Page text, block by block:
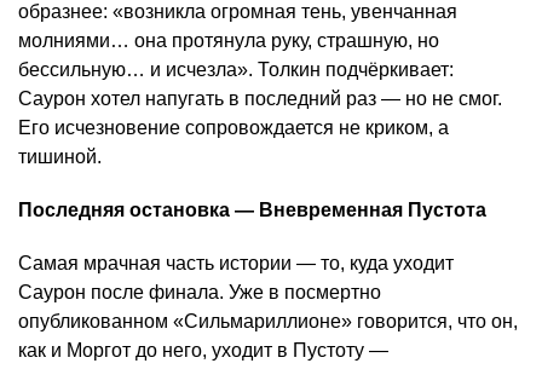
образнее: «возникла огромная тень, увенчанная
молниями… она протянула руку, страшную, но
бессильную… и исчезла». Толкин подчёркивает:
Саурон хотел напугать в последний раз — но не смог.
Его исчезновение сопровождается не криком, а
тишиной.
Последняя остановка — Вневременная Пустота
Самая мрачная часть истории — то, куда уходит
Саурон после финала. Уже в посмертно
опубликованном «Сильмариллионе» говорится, что он,
как и Моргот до него, уходит в Пустоту —